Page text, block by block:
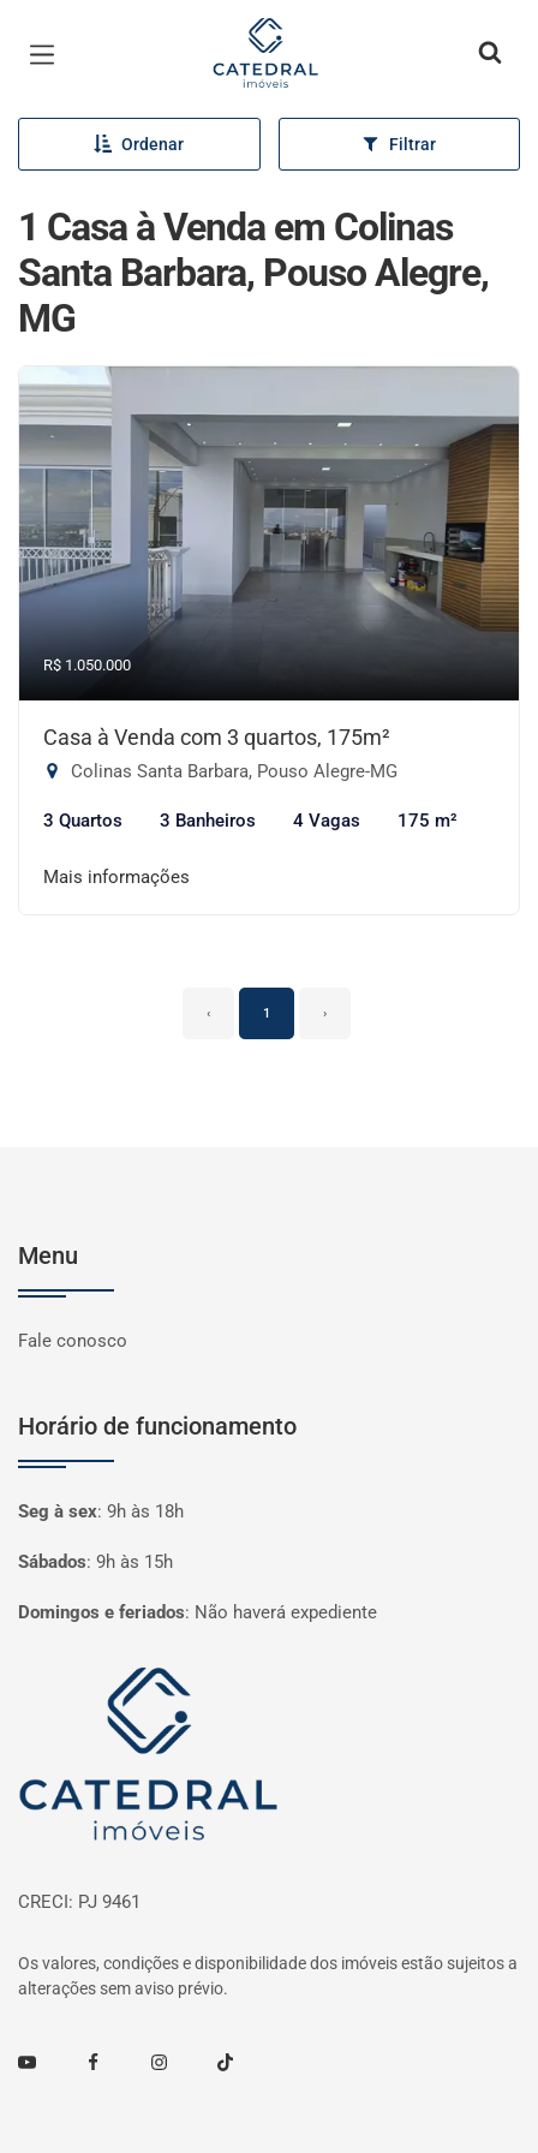
Página inicial
Ordenar Filtrar
1 Casa à Venda em Colinas
Santa Barbara, Pouso Alegre,
MG
R$ 1.050.000
Casa à Venda com 3 quartos, 175m²
Colinas Santa Barbara, Pouso Alegre-MG
3 Quartos 3 Banheiros 4 Vagas 175 m²
Mais informações
‹ 1 ›
Menu
Fale conosco
Horário de funcionamento
Seg à sex: 9h às 18h
Sábados: 9h às 15h
Domingos e feriados: Não haverá expediente
Página inicial
CRECI: PJ 9461
Os valores, condições e disponibilidade dos imóveis estão sujeitos a
alterações sem aviso prévio.
Youtube FacebookInstagramTikTok